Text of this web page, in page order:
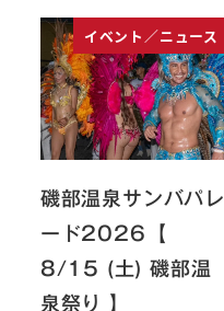
イベント／ニュース
磯部温泉サンバパレ
ード2026【
8/15 (土) 磯部温
泉祭り 】